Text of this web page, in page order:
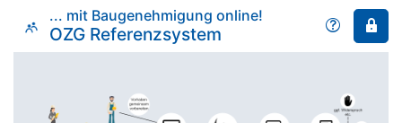
... mit Baugenehmigung online!
OZG Referenzsystem